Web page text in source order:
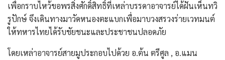
เพื่อกราบไหว้ขอพรสิ่งศักดิ์สิทธิ์ที่เหล่าบรรดาอาจารย์ได้ฝันเห็นทวิ
รูปักษ์ จึงเดินทางมาวัดหนองตะแบกเพื่อมาบวงสรวงร่ายเวทมนต์
ให้ทหารไทยได้รับชัยชนะและประชาชนปลอดภัย
โดยเหล่าอาจารย์สายมูประกอบไปด้วย อ.ต้น ตรีศูล , อ.แมน